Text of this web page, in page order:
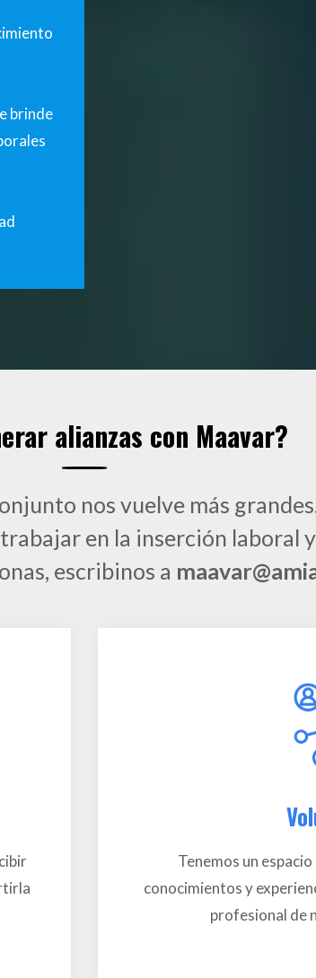
brinde
alianzas con Maavar?
nos vuelve más
en la inserción laboral
escribinos a
Tenemos un
conocimientos y
profesional de